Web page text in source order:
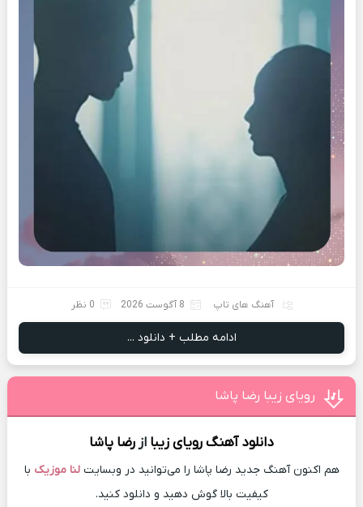
آهنگ های تاپ 8 آگوست 2026 0 نظر
ادامه مطلب + دانلود ...
رویای زیبا رضا پاشا
دانلود آهنگرویای زیبا ازرضا پاشا
هم اکنون آهنگ جدید رضا پاشا را می‌توانید در وبسایتلنا موزیک با
کیفیت بالا گوش دهید و دانلود کنید.